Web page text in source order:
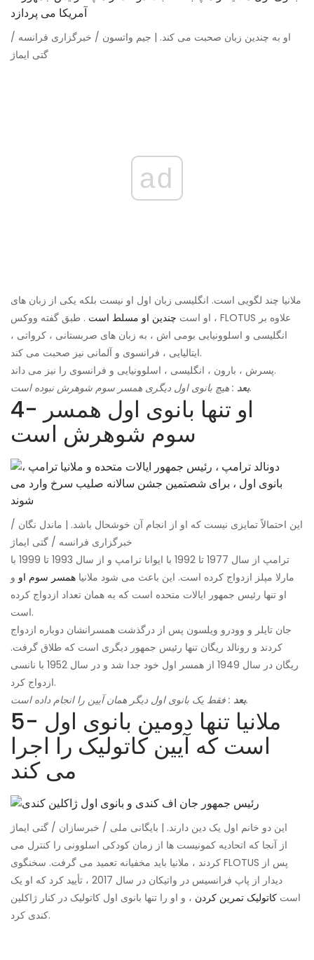
او به چندین زبان صحبت می کند. | جیم واتسون / خبرگزاری فرانسه /
گتی ایماژ
ad
ملانیا چند لگویی است. انگلیسی زبان اول او نیست بلکه یکی از زبان های
او است چندین او مسلط است . طبق گفته ووکس ، FLOTUS علاوه بر
انگلیسی و اسلوونیایی بومی اش ، به زبان های صربستانی ، کرواتی ،
ایتالیایی ، فرانسوی و آلمانی نیز صحبت می کند.
پسرش ، بارون ، انگلیسی ، اسلوونیایی و فرانسوی را نیز می داند.
بعد: هیچ بانوی اول دیگری همسر سوم شوهرش نبوده است.
4- او تنها بانوی اول همسر
سوم شوهرش است
این احتمالاً تمایزی نیست که او از انجام آن خوشحال باشد. | ماندل نگان /
خبرگزاری فرانسه / گتی ایماژ
ترامپ از سال 1977 تا 1992 با ایوانا ترامپ و از سال 1993 تا 1999 با
مارلا مپلز ازدواج کرده است. این باعث می شود ملانیا همسر سوم او و
او تنها رئیس جمهور ایالات متحده است که به همان تعداد ازدواج کرده
است.
جان تایلر و وودرو ویلسون پس از درگذشت همسرانشان دوباره ازدواج
کردند و رونالد ریگان تنها رئیس جمهور دیگری است که طلاق گرفت.
ریگان در سال 1949 از همسر اول خود جدا شد و در سال 1952 با نانسی
ازدواج کرد.
بعد: فقط یک بانوی اول دیگر همان آیین را انجام داده است.
5- ملانیا تنها دومین بانوی اول
است که آیین کاتولیک را اجرا
می کند
این دو خانم اول یک دین دارند. | بایگانی ملی / خبرسازان / گتی ایماژ
از آنجا که اتحادیه کمونیست ها از زمان کودکی اسلوونی را کنترل می
کردند ، ملانیا باید مخفیانه تعمید می گرفت. سخنگوی FLOTUS پس از
دیدار از پاپ فرانسیس در واتیکان در سال 2017 ، تأیید کرد که او یک
است کاتولیک تمرین کردن ، و او را تنها بانوی اول کاتولیک در کنار ژاکلین
کندی کرد.